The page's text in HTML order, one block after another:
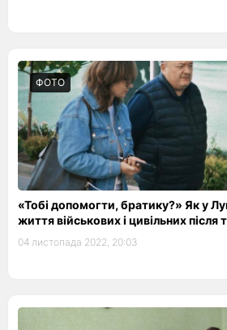
ФОТО
«Тобі допомогти, братику?» Як у
життя військових і цивільних після
04 листопада 2022, 20:03